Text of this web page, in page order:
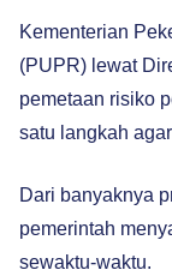
Kementerian
(PUPR) lewat
pemetaan risiko
satu langkah
Dari banyaknya
pemerintah
sewaktu-waktu.